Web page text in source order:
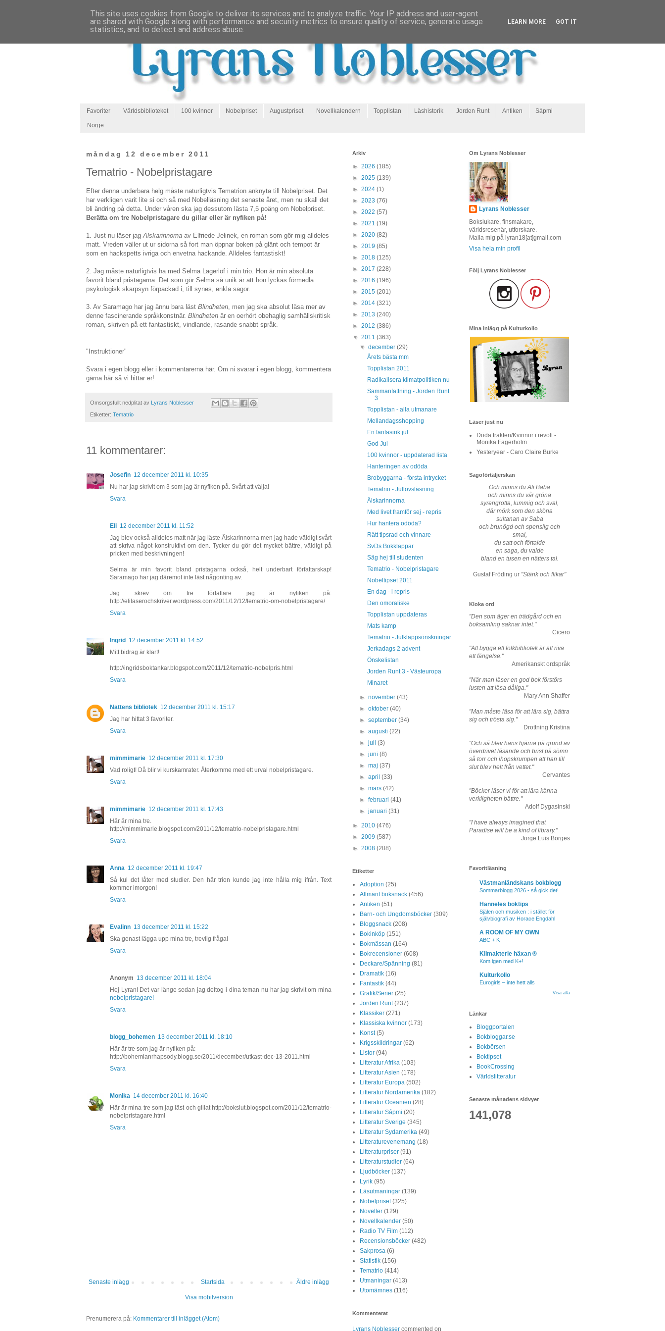
Favoriter Världsbiblioteket 100 kvinnor Nobelpriset Augustpriset Novellkalendern Topplistan Läshistorik Jorden Runt Antiken Sápmi
Norge
måndag 12 december 2011
Tematrio - Nobelpristagare
Efter denna underbara helg måste naturligtvis Tematrion anknyta till Nobelpriset. Det
har verkligen varit lite si och så med Nobelläsning det senaste året, men nu skall det
bli ändring på detta. Under våren ska jag dessutom lästa 7,5 poäng om Nobelpriset.
Berätta om tre Nobelpristagare du gillar eller är nyfiken på!
1. Just nu läser jagÄlskarinnorna av Elfriede Jelinek, en roman som gör mig alldeles
matt. Vreden väller ut ur sidorna så fort man öppnar boken på glänt och tempot är
som en hackspetts ivriga och envetna hackande. Alldeles fantastiskt!
2. Jag måste naturligtvis ha med Selma Lagerlöf i min trio. Hon är min absoluta
favorit bland pristagarna. Det som gör Selma så unik är att hon lyckas förmedla
psykologisk skarpsyn förpackad i, till synes, enkla sagor.
3. Av Saramago har jag ännu bara läst Blindheten, men jag ska absolut läsa mer av
denne fascinerande språkkonstnär. Blindheten är en oerhört obehaglig samhällskritisk
roman, skriven på ett fantastiskt, vindlande, rasande snabbt språk.
"Instruktioner"
Svara i egen blogg eller i kommentarerna här. Om ni svarar i egen blogg, kommentera
gärna här så vi hittar er!
Omsorgsfullt nedplitat av Lyrans Noblesser
Etiketter: Tematrio
11 kommentarer:
Josefin 12 december 2011 kl. 10:35
Nu har jag skrivit om 3 som jag är nyfiken på. Svårt att välja!
Svara
Eli 12 december 2011 kl. 11:52
Jag blev också alldeles matt när jag läste Älskarinnorna men jag hade väldigt svårt
att skriva något konstruktivt om den. Tycker du gör det mycket bättre, väldigt på
pricken med beskrivningen!
Selma är min favorit bland pristagarna också, helt underbart författarskap!
Saramago har jag däremot inte läst någonting av.
Jag skrev om tre författare jag är nyfiken på:
http://elilaserochskriver.wordpress.com/2011/12/12/tematrio-om-nobelpristagare/
Svara
Ingrid 12 december 2011 kl. 14:52
Mitt bidrag är klart!
http://ingridsboktankar.blogspot.com/2011/12/tematrio-nobelpris.html
Svara
Nattens bibliotek 12 december 2011 kl. 15:17
Jag har hittat 3 favoriter.
Svara
mimmimarie 12 december 2011 kl. 17:30
Vad roligt! Då blir vi kurskamrater. Återkomme med ett urval nobelpristagare.
Svara
mimmimarie 12 december 2011 kl. 17:43
Här är mina tre.
http://mimmimarie.blogspot.com/2011/12/tematrio-nobelpristagare.html
Svara
Anna 12 december 2011 kl. 19:47
Så kul det låter med studier. Den här trion kunde jag inte hålla mig ifrån. Text
kommer imorgon!
Svara
Evalinn 13 december 2011 kl. 15:22
Ska genast lägga upp mina tre, trevlig fråga!
Svara
Anonym 13 december 2011 kl. 18:04
Hej Lyran! Det var länge sedan jag deltog i dina teman nu har jag skrivit om mina
nobelpristagare!
Svara
blogg_bohemen 13 december 2011 kl. 18:10
Här är tre som jag är nyfiken på:
http://bohemianrhapsody.blogg.se/2011/december/utkast-dec-13-2011.html
Svara
Monika 14 december 2011 kl. 16:40
Här är mina tre som jag läst och gillat http://bokslut.blogspot.com/2011/12/tematrio-
nobelpristagare.html
Svara
Senaste inlägg Äldre inlägg
Startsida
Visa mobilversion
Prenumerera på: Kommentarer till inlägget (Atom)
Arkiv
► 2026 (185)
► 2025 (139)
► 2024 (1)
► 2023 (76)
► 2022 (57)
► 2021 (19)
► 2020 (82)
► 2019 (85)
► 2018 (125)
► 2017 (228)
► 2016 (196)
► 2015 (201)
► 2014 (321)
► 2013 (240)
► 2012 (386)
▼ 2011 (363)
▼december(29)
Årets bästa mm
Topplistan 2011
Radikalisera klimatpolitiken nu
Sammanfattning - Jorden Runt
3
Topplistan - alla utmanare
Mellandagsshopping
En fantasirik jul
God Jul
100 kvinnor - uppdaterad lista
Hanteringen av odöda
Brobyggarna - första intrycket
Tematrio - Jullovsläsning
Älskarinnorna
Med livet framför sej - repris
Hur hantera odöda?
Rätt tipsrad och vinnare
SvDs Bokklappar
Säg hej till studenten
Tematrio - Nobelpristagare
Nobeltipset 2011
En dag - i repris
Den omoraliske
Topplistan uppdateras
Mats kamp
Tematrio - Julklappsönskningar
Jerkadags 2 advent
Önskelistan
Jorden Runt 3 - Västeuropa
Minaret
►november(43)
►oktober(40)
►september(34)
►augusti(22)
►juli(3)
►juni(8)
►maj(37)
►april(33)
►mars(42)
►februari(41)
►januari(31)
► 2010 (476)
► 2009 (587)
► 2008 (208)
Etiketter
Adoption (25)
Allmänt boksnack (456)
Antiken (51)
Barn- och Ungdomsböcker (309)
Bloggsnack (208)
Bokinköp (151)
Bokmässan (164)
Bokrecensioner (608)
Deckare/Spänning (81)
Dramatik (16)
Fantastik (44)
Grafik/Serier (25)
Jorden Runt (237)
Klassiker (271)
Klassiska kvinnor (173)
Konst (5)
Krigsskildringar (62)
Listor (94)
Litteratur Afrika (103)
Litteratur Asien (178)
Litteratur Europa (502)
Litteratur Nordamerika (182)
Litteratur Oceanien (28)
Litteratur Sápmi (20)
Litteratur Sverige (345)
Litteratur Sydamerika (49)
Litteraturevenemang (18)
Litteraturpriser (91)
Litteraturstudier (64)
Ljudböcker (137)
Lyrik (95)
Läsutmaningar (139)
Nobelpriset (325)
Noveller (129)
Novellkalender (50)
Radio TV Film (112)
Recensionsböcker (482)
Sakprosa (6)
Statistik (156)
Tematrio (414)
Utmaningar (413)
Utomämnes (116)
Kommenterat
Lyrans Noblesser commented on
Om Lyrans Noblesser
Lyrans Noblesser
Bokslukare, finsmakare,
världsresenär, utforskare.
Maila mig på lyran18[at]gmail.com
Visa hela min profil
Följ Lyrans Noblesser
Mina inlägg på Kulturkollo
Läser just nu
Döda trakten/Kvinnor i revolt -
Monika Fagerholm
Yesteryear - Caro Claire Burke
Sagoförtäljerskan
Och minns du Ali Baba
och minns du vår gröna
syrengrotta, lummig och sval,
där mörk som den sköna
sultanan av Saba
och brunögd och spenslig och
smal,
du satt och förtalde
en saga, du valde
bland en tusen en nätters tal.
Gustaf Fröding ur "Stänk och flikar"
Kloka ord
"Den som äger en trädgård och en
boksamling saknar intet."
Cicero
"Att bygga ett folkbibliotek är att riva
ett fängelse."
Amerikanskt ordspråk
"När man läser en god bok förstörs
lusten att läsa dåliga."
Mary Ann Shaffer
"Man måste läsa för att lära sig, bättra
sig och trösta sig."
Drottning Kristina
"Och så blev hans hjärna på grund av
överdrivet läsande och brist på sömn
så torr och ihopskrumpen att han till
slut blev helt från vettet."
Cervantes
"Böcker läser vi för att lära känna
verkligheten bättre."
Adolf Dygasinski
"I have always imagined that
Paradise will be a kind of library."
Jorge Luis Borges
Favoritläsning
Västmanländskans bokblogg
Sommarblogg 2026 - så gick det!
Hanneles boktips
Själen och musiken : i stället för
självbiografi av Horace Engdahl
A ROOM OF MY OWN
ABC + K
Klimakterie häxan ®
Kom igen med K+!
Kulturkollo
Eurogirls – inte hett alls
Visa alla
Länkar
Bloggportalen
Bokbloggar.se
Bokbörsen
Boktipset
BookCrossing
Världslitteratur
Senaste månadens sidvyer
141,078
This site uses cookies from Google to deliver its services and to analyze traffic. Your IP address and user-agent
are shared with Google along with performance and security metrics to ensure quality of service, generate usage
statistics, and to detect and address abuse.
LEARN MORE GOT IT